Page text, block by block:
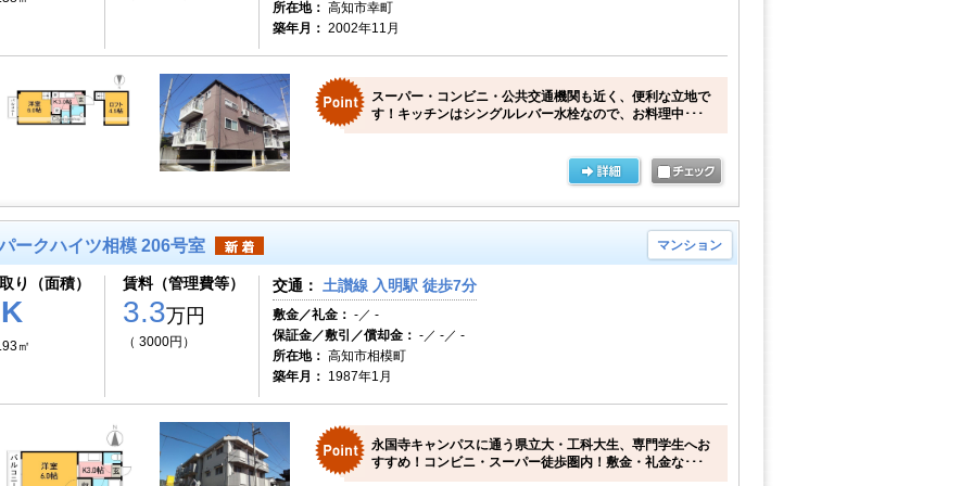
所在地： 高知市幸町
築年月： 2002年11月
スーパー・コンビニ・公共交通機関も近く、便利な立地で
す！キッチンはシングルレバー水栓なので、お料理中･･･
ークハイツ相模 206号室 マンション
り（面積）
㎡
賃料（管理費等）
3.3万円
（ 3000円）
交通： 土讃線 入明駅 徒歩7分
敷金／礼金： -／ -
保証金／敷引／償却金： -／ -／ -
所在地： 高知市相模町
築年月： 1987年1月
永国寺キャンパスに通う県立大・工科大生、専門学生へお
すすめ！コンビニ・スーパー徒歩圏内！敷金・礼金な･･･